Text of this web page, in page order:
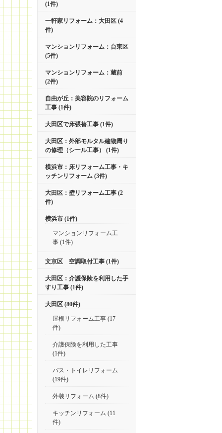
(1件)
一軒家リフォーム：大田区 (4
件)
マンションリフォーム：台東区
(5件)
マンションリフォーム：蔵前
(2件)
自由が丘：美容院のリフォーム
工事 (1件)
大田区で床張替工事 (1件)
大田区：外部モルタル建物周り
の修理（シール工事） (1件)
横浜市：床リフォーム工事・キ
ッチンリフォーム (3件)
大田区：壁リフォーム工事 (2
件)
横浜市 (1件)
マンションリフォーム工
事 (1件)
文京区 空調取付工事 (1件)
大田区：介護保険を利用した手
すり工事 (1件)
大田区 (80件)
屋根リフォーム工事 (17
件)
介護保険を利用した工事
(1件)
バス・トイレリフォーム
(19件)
外装リフォーム (8件)
キッチンリフォーム (11
件)